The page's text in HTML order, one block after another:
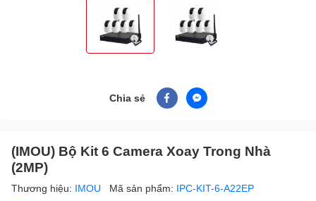
Chia sẻ
(IMOU) Bộ Kit 6 Camera Xoay Trong Nhà
(2MP)
Thương hiệu: IMOU Mã sản phẩm: IPC-KIT-6-A22EP